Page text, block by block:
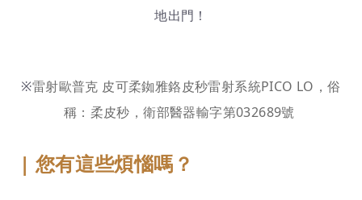
地出門！
※雷射歐普克 皮可柔銣雅鉻皮秒雷射系統PICO LO，俗
稱：柔皮秒，衛部醫器輸字第032689號
| 您有這些煩惱嗎？